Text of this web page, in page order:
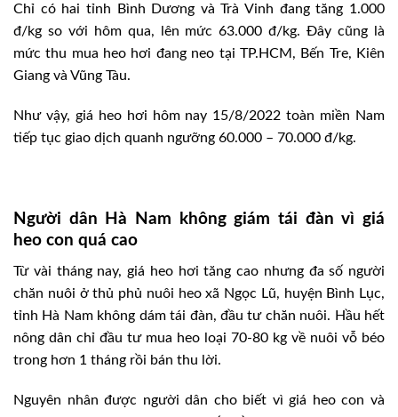
Chỉ có hai tỉnh Bình Dương và Trà Vinh đang tăng 1.000
đ/kg so với hôm qua, lên mức 63.000 đ/kg. Đây cũng là
mức thu mua heo hơi đang neo tại TP.HCM, Bến Tre, Kiên
Giang và Vũng Tàu.
Như vậy, giá heo hơi hôm nay 15/8/2022 toàn miền Nam
tiếp tục giao dịch quanh ngưỡng 60.000 – 70.000 đ/kg.
Người dân Hà Nam không giám tái đàn vì giá
heo con quá cao
Từ vài tháng nay, giá heo hơi tăng cao nhưng đa số người
chăn nuôi ở thủ phủ nuôi heo xã Ngọc Lũ, huyện Bình Lục,
tỉnh Hà Nam không dám tái đàn, đầu tư chăn nuôi. Hầu hết
nông dân chỉ đầu tư mua heo loại 70-80 kg về nuôi vỗ béo
trong hơn 1 tháng rồi bán thu lời.
Nguyên nhân được người dân cho biết vì giá heo con và